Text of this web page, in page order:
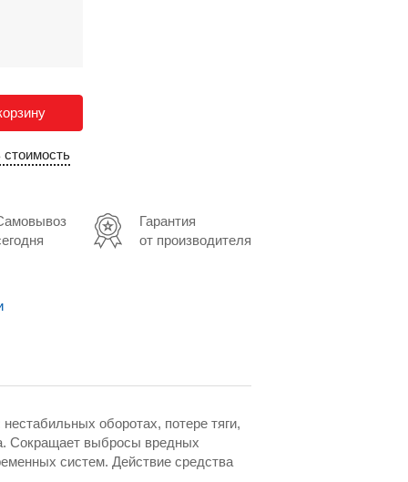
стоимость
Гарантия
от производителя
оборотах, потере тяги,
Сокращает выбросы вредных
систем. Действие средства